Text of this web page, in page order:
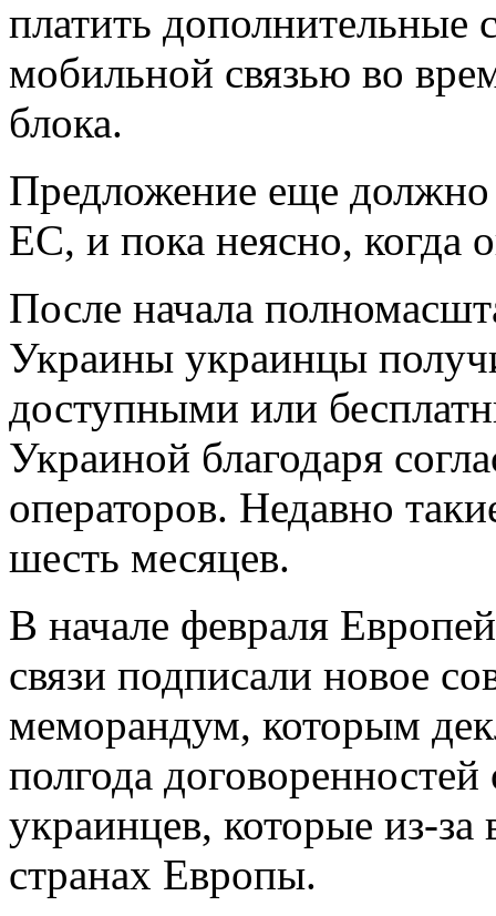
платить дополнительные
мобильной связью во
блока.
Предложение еще
ЕС, и пока неясно, когда
После начала
Украины украинцы
доступными или
Украиной благодаря
операторов. Недавно
шесть месяцев.
В начале февраля
связи подписали новое
меморандум, которым
полгода
украинцев, которые из-
странах Европы.